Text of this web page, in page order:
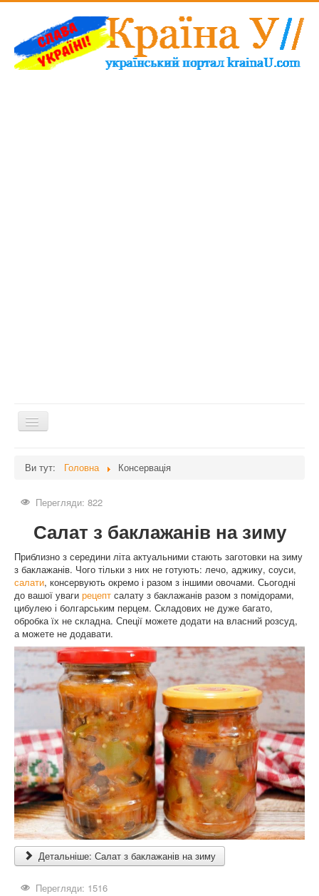
Перемикач
навігації
Здоров'я
Краса
Мати та дитина
Незвідане
Рецепти
Війна
Ви тут: Головна Консервація
Перегляди: 822
Салат з баклажанів на зиму
Приблизно з середини літа актуальними стають заготовки на зиму
з баклажанів. Чого тільки з них не готують: лечо, аджику, соуси,
салати, консервують окремо і разом з іншими овочами. Сьогодні
до вашої уваги рецепт салату з баклажанів разом з помідорами,
цибулею і болгарським перцем. Складових не дуже багато,
обробка їх не складна. Спеції можете додати на власний розсуд,
а можете не додавати.
Детальніше: Салат з баклажанів на зиму
Перегляди: 1516